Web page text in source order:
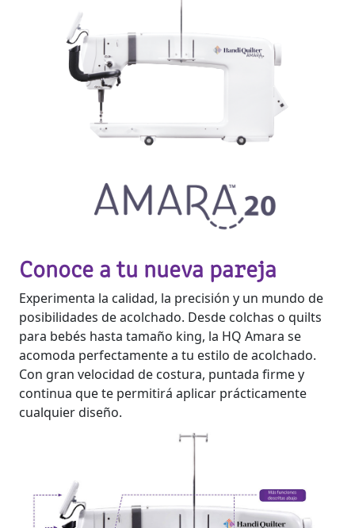
Conoce a tu nueva pareja
Experimenta la calidad, la precisión y un mundo de
posibilidades de acolchado. Desde colchas o quilts
para bebés hasta tamaño king, la HQ Amara se
acomoda perfectamente a tu estilo de acolchado.
Con gran velocidad de costura, puntada firme y
continua que te permitirá aplicar prácticamente
cualquier diseño.